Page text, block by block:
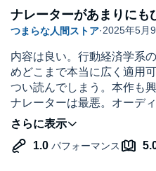
内容は良い。行動経済学系
めどこまで本当に広く適用
つい読んでしまう。本作も
ナレーターは最悪。オーデ
癖のあるねとっとした読み
のうえ音質も他の商品と比
ないだろうが、録音が良く
ナレーターがあまりにも